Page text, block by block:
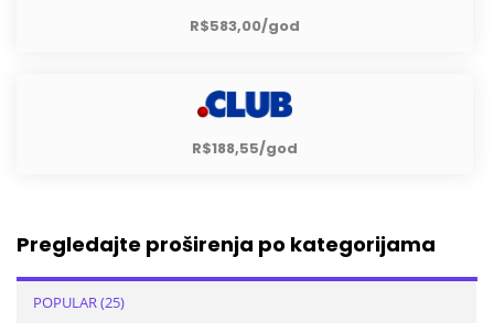
R$583,00/god
R$188,55/god
Pregledajte proširenja po kategorijama
POPULAR (25)